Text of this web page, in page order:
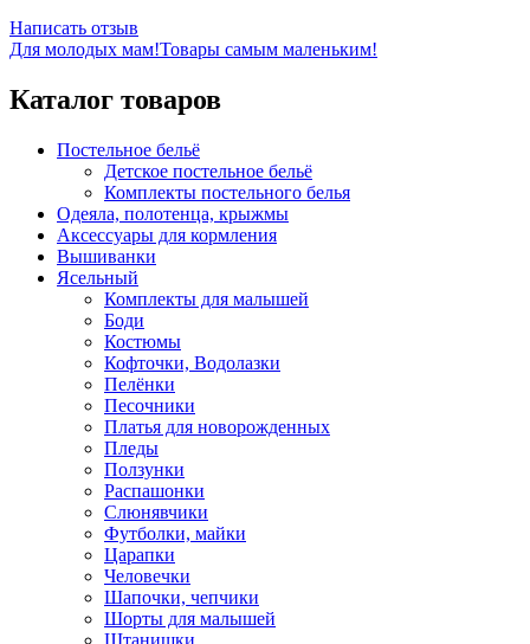
Написать отзыв
Для молодых мам!Товары самым маленьким!
Каталог товаров
Постельное бельё
Детское постельное бельё
Комплекты постельного белья
Одеяла, полотенца, крыжмы
Аксессуары для кормления
Вышиванки
Ясельный
Комплекты для малышей
Боди
Костюмы
Кофточки, Водолазки
Пелёнки
Песочники
Платья для новорожденных
Пледы
Ползунки
Распашонки
Слюнявчики
Футболки, майки
Царапки
Человечки
Шапочки, чепчики
Шорты для малышей
Штанишки